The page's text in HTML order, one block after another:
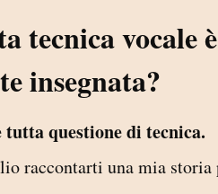
tecnica vocale
insegnata?
tutta questione di tecnica.
raccontarti una mia storia